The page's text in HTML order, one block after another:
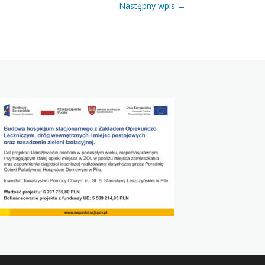
Następny wpis →